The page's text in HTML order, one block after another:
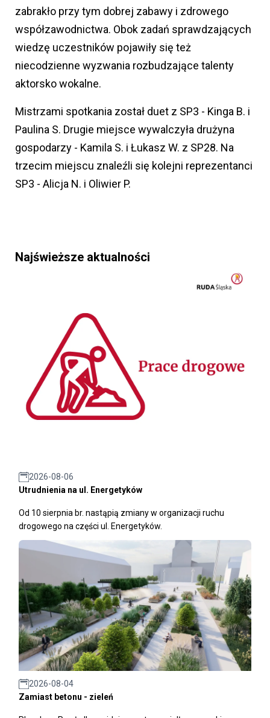
zabrakło przy tym dobrej zabawy i zdrowego
współzawodnictwa. Obok zadań sprawdzających
wiedzę uczestników pojawiły się też
niecodzienne wyzwania rozbudzające talenty
aktorsko wokalne.
Mistrzami spotkania został duet z SP3 - Kinga B. i
Paulina S. Drugie miejsce wywalczyła drużyna
gospodarzy - Kamila S. i Łukasz W. z SP28. Na
trzecim miejscu znaleźli się kolejni reprezentanci
SP3 - Alicja N. i Oliwier P.
Najświeższe aktualności
2026-08-06
Utrudnienia na ul. Energetyków
Od 10 sierpnia br. nastąpią zmiany w organizacji ruchu
drogowego na części ul. Energetyków.
2026-08-04
Zamiast betonu - zieleń